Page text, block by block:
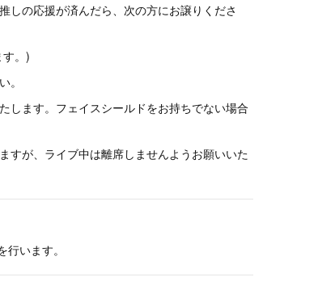
しの応援が済んだら、次の方にお譲りくださ
。)
。
します。フェイスシールドをお持ちでない場合
すが、ライブ中は離席しませんようお願いいた
います。